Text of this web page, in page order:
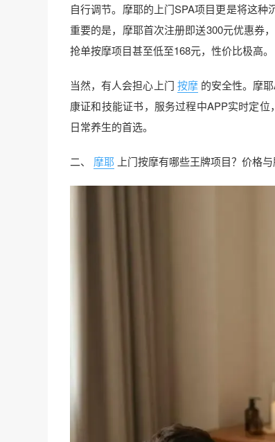
自行调节。摩耶的上门SPA项目更是将这
重要的是，摩耶首次注册即送300元优惠券
抢单按摩项目甚至低至168元，性价比极高。
当然，有人会担心上门 按摩 的安全性。摩
康证和技能证书，服务过程中APP实时定
日常养生的首选。
二、 摩耶 上门按摩有哪些王牌项目？价格